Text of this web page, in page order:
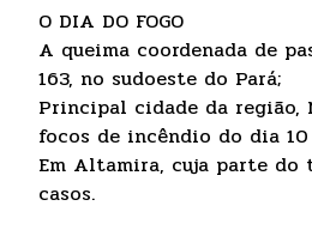
O DIA DO FOGO
A queima coordenada de
163, no sudoeste do Pará;
Principal cidade da região,
focos de incêndio do dia
Em Altamira, cuja parte do
casos.